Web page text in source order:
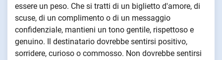
essere un peso. Che si tratti di un biglietto d'amore, di
scuse, di un complimento o di un messaggio
confidenziale, mantieni un tono gentile, rispettoso e
genuino. Il destinatario dovrebbe sentirsi positivo,
sorridere, curioso o commosso. Non dovrebbe sentirsi